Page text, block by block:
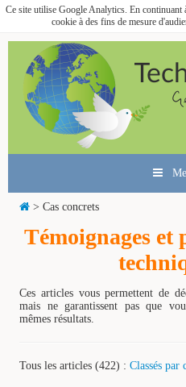
Ce site utilise Google Analytics. En continuant
cookie à des fins de mesure
> Cas concrets
Témoignages et
Ces articles vous permettent de
mais ne garantissent pas que
mêmes résultats.
Tous les articles (422) : Classés par